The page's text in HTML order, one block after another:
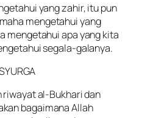
yang zahir, itu pun
mengetahui yang
mengetahui apa yang kita
segala-galanya.
riwayat al-Bukhari dan
bagaimana Allah